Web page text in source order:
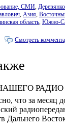
СМИ,
, Азия,
область, Южно-
Смотреть
РАДИО
что за месяц
Дальнего